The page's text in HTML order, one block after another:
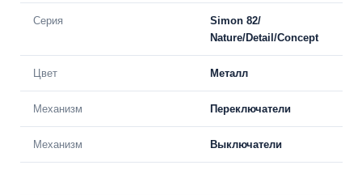
Серия
Simon 82/
Nature/Detail/Concept
Цвет Металл
Механизм Переключатели
Механизм Выключатели